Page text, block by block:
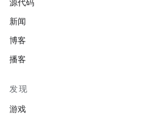
源代码
新闻
博客
播客
发现
游戏